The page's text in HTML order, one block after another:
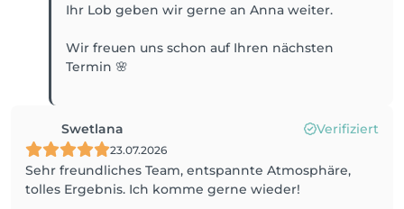
Ihr Lob geben wir gerne an Anna weiter.
Wir freuen uns schon auf Ihren nächsten
Termin 🌸
Swetlana Verifiziert
23.07.2026
Sehr freundliches Team, entspannte Atmosphäre,
tolles Ergebnis. Ich komme gerne wieder!